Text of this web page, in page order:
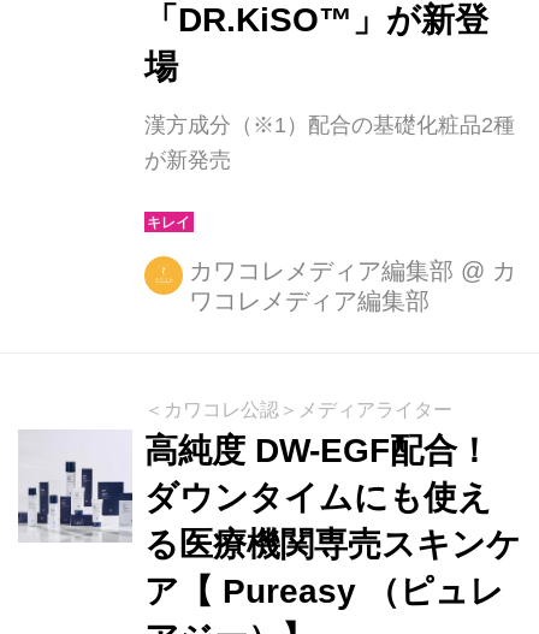
「DR.KiSO™」が新登
場
漢方成分（※1）配合の基礎化粧品2種
が新発売
カワコレメディア編集部 @ カ
ワコレメディア編集部
＜カワコレ公認＞メディアライター
高純度 DW-EGF配合！
ダウンタイムにも使え
る医療機関専売スキンケ
ア【 Pureasy （ピュレ